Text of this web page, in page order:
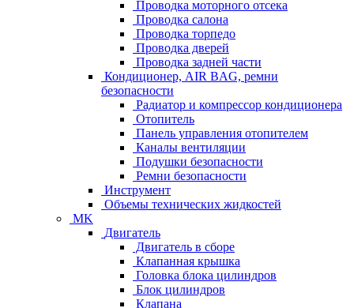
Проводка моторного отсека
Проводка салона
Проводка торпедо
Проводка дверей
Проводка задней части
Кондиционер, AIR BAG, ремни
безопасности
Радиатор и компрессор кондиционера
Отопитель
Панель управления отопителем
Каналы вентиляции
Подушки безопасности
Ремни безопасности
Инструмент
Объемы технических жидкостей
MK
Двигатель
Двигатель в сборе
Клапанная крышка
Головка блока цилиндров
Блок цилиндров
Клапана